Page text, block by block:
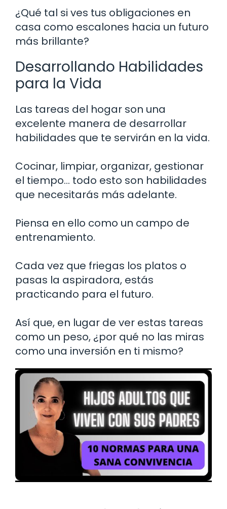
¿Qué tal si ves tus obligaciones en
casa como escalones hacia un futuro
más brillante?
Desarrollando Habilidades
para la Vida
Las tareas del hogar son una
excelente manera de desarrollar
habilidades que te servirán en la vida.
Cocinar, limpiar, organizar, gestionar
el tiempo… todo esto son habilidades
que necesitarás más adelante.
Piensa en ello como un campo de
entrenamiento.
Cada vez que friegas los platos o
pasas la aspiradora, estás
practicando para el futuro.
Así que, en lugar de ver estas tareas
como un peso, ¿por qué no las miras
como una inversión en ti mismo?